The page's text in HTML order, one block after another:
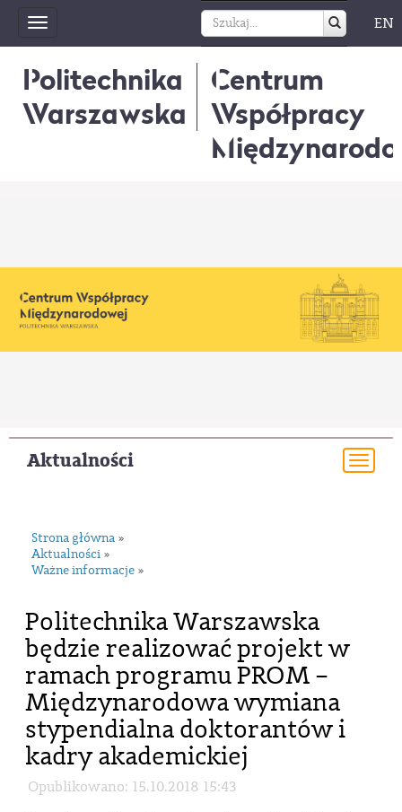
Toggle
navigation
EN
Politechnika
Warszawska
Centrum
Współpracy
Aktualności
Strona główna »
Aktualności »
Ważne informacje »
Politechnika Warszawska
będzie realizować projekt w
ramach programu PROM –
Międzynarodowa wymiana
stypendialna doktorantów i
kadry akademickiej
Opublikowano: 15.10.2018 15:43